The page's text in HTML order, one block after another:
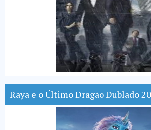
Raya e o Último Dragão Dublado